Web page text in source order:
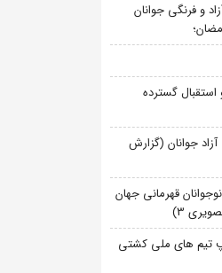
و فرنگی جوانان
گسترده
جوانان (گزارش
قهرمانی جهان
3)
تیم های ملی کشتی